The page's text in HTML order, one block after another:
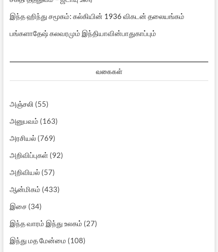
இந்த ஹிந்து சமூகம்: கல்கியின் 1936 விகடன் தலையங்கம்
பங்களாதேஷ் கலவரமும் இந்தியாவின்பாதுகாப்பும்
வகைகள்
அஞ்சலி (55)
அனுபவம் (163)
அரசியல்(769)
அறிவிப்புகள்(92)
அறிவியல்(57)
ஆன்மிகம் (433)
இசை(34)
இந்த வாரம் இந்து உலகம் (27)
இந்து மத மேன்மை (108)